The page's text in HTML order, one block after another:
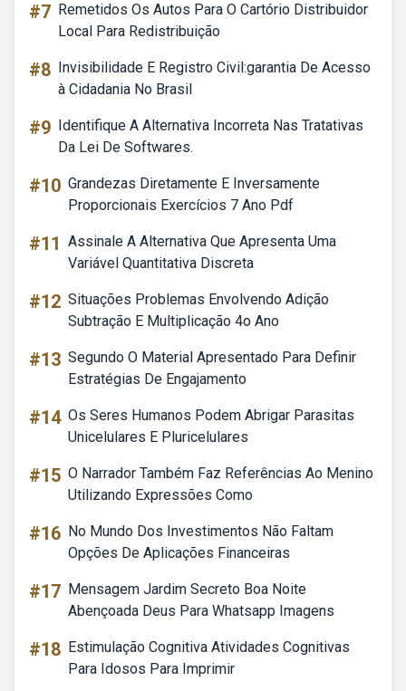
#7 Remetidos Os Autos Para O Cartório Distribuidor
Local Para Redistribuição
#8 Invisibilidade E Registro Civil:garantia De Acesso
à Cidadania No Brasil
#9 Identifique A Alternativa Incorreta Nas Tratativas
Da Lei De Softwares.
#10 Grandezas Diretamente E Inversamente
Proporcionais Exercícios 7 Ano Pdf
#11 Assinale A Alternativa Que Apresenta Uma
Variável Quantitativa Discreta
#12 Situações Problemas Envolvendo Adição
Subtração E Multiplicação 4o Ano
#13 Segundo O Material Apresentado Para Definir
Estratégias De Engajamento
#14 Os Seres Humanos Podem Abrigar Parasitas
Unicelulares E Pluricelulares
#15 O Narrador Também Faz Referências Ao Menino
Utilizando Expressões Como
#16 No Mundo Dos Investimentos Não Faltam
Opções De Aplicações Financeiras
#17 Mensagem Jardim Secreto Boa Noite
Abençoada Deus Para Whatsapp Imagens
#18 Estimulação Cognitiva Atividades Cognitivas
Para Idosos Para Imprimir